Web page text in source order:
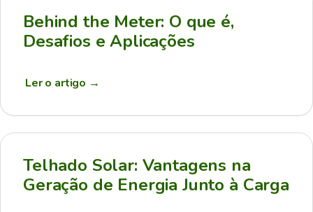
Behind the Meter: O que é,
Desafios e Aplicações
Ler o artigo →
Telhado Solar: Vantagens na
Geração de Energia Junto à Carga